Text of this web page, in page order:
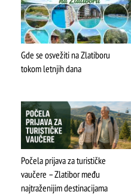
Gde se osvežiti na Zlatiboru
tokom letnjih dana
Počela prijava za turističke
vaučere – Zlatibor među
najtraženijim destinacijama